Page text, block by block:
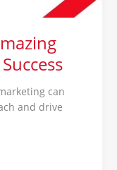
can
and drive